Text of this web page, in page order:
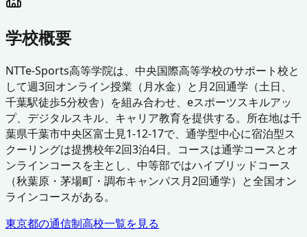
学校概要
NTTe-Sports高等学院は、中央国際高等学校のサポート校と
して週3回オンライン授業（月水金）と月2回通学（土日、
千葉駅徒歩5分校舎）を組み合わせ、eスポーツスキルアッ
プ、デジタルスキル、キャリア教育を提供する。所在地は千
葉県千葉市中央区富士見1-12-17で、通学型中心に宿泊型ス
クーリングは提携校年2回3泊4日。コースは通学コースとオ
ンラインコースを主とし、中等部ではハイブリッドコース
（秋葉原・茅場町・調布キャンパス月2回通学）と全国オン
ラインコースがある。
東京都の通信制高校一覧を見る